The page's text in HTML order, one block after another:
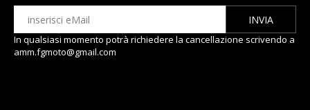
In qualsiasi momento potrà richiedere la cancellazione scrivendo a
amm.fgmoto@gmail.com